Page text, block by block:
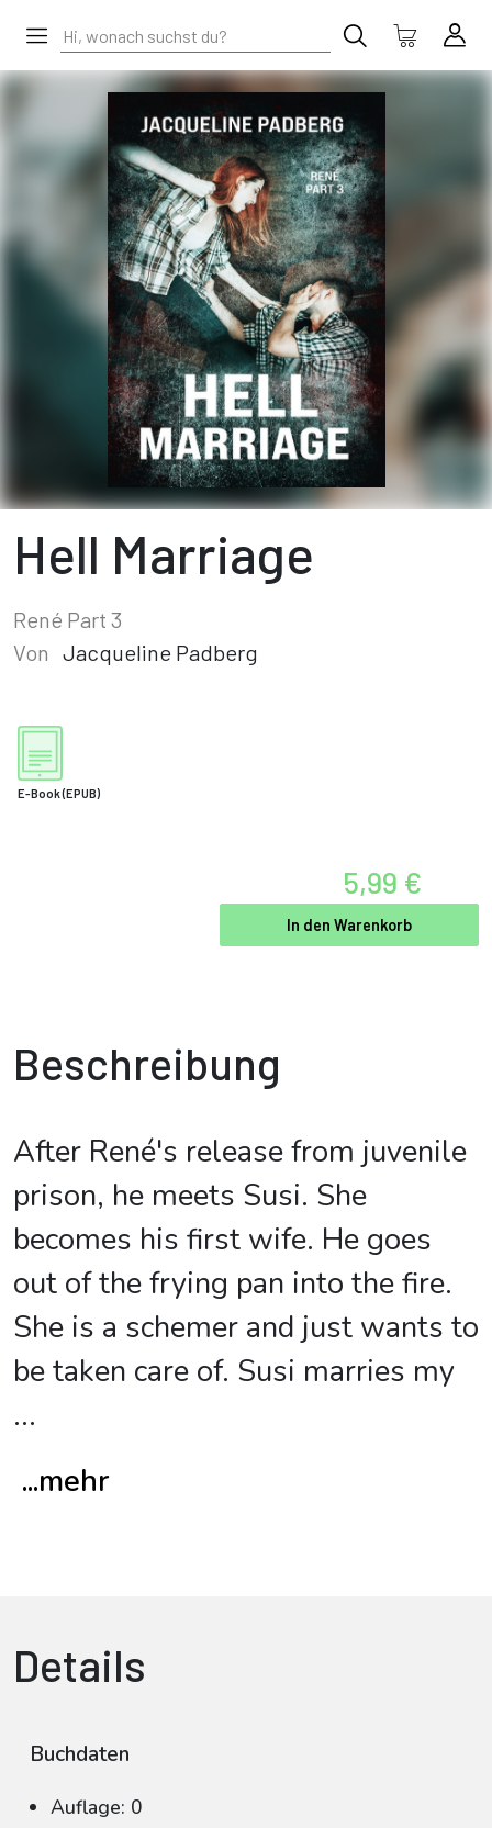
Hell Marriage
René Part 3
Von Jacqueline Padberg
E-Book(EPUB)
5,99 €
In den Warenkorb
Beschreibung
After René's release from juvenile
prison, he meets Susi. She
becomes his first wife. He goes
out of the frying pan into the fire.
She is a schemer and just wants to
be taken care of. Susi marries my
...
...mehr
Details
Buchdaten
Auflage: 0